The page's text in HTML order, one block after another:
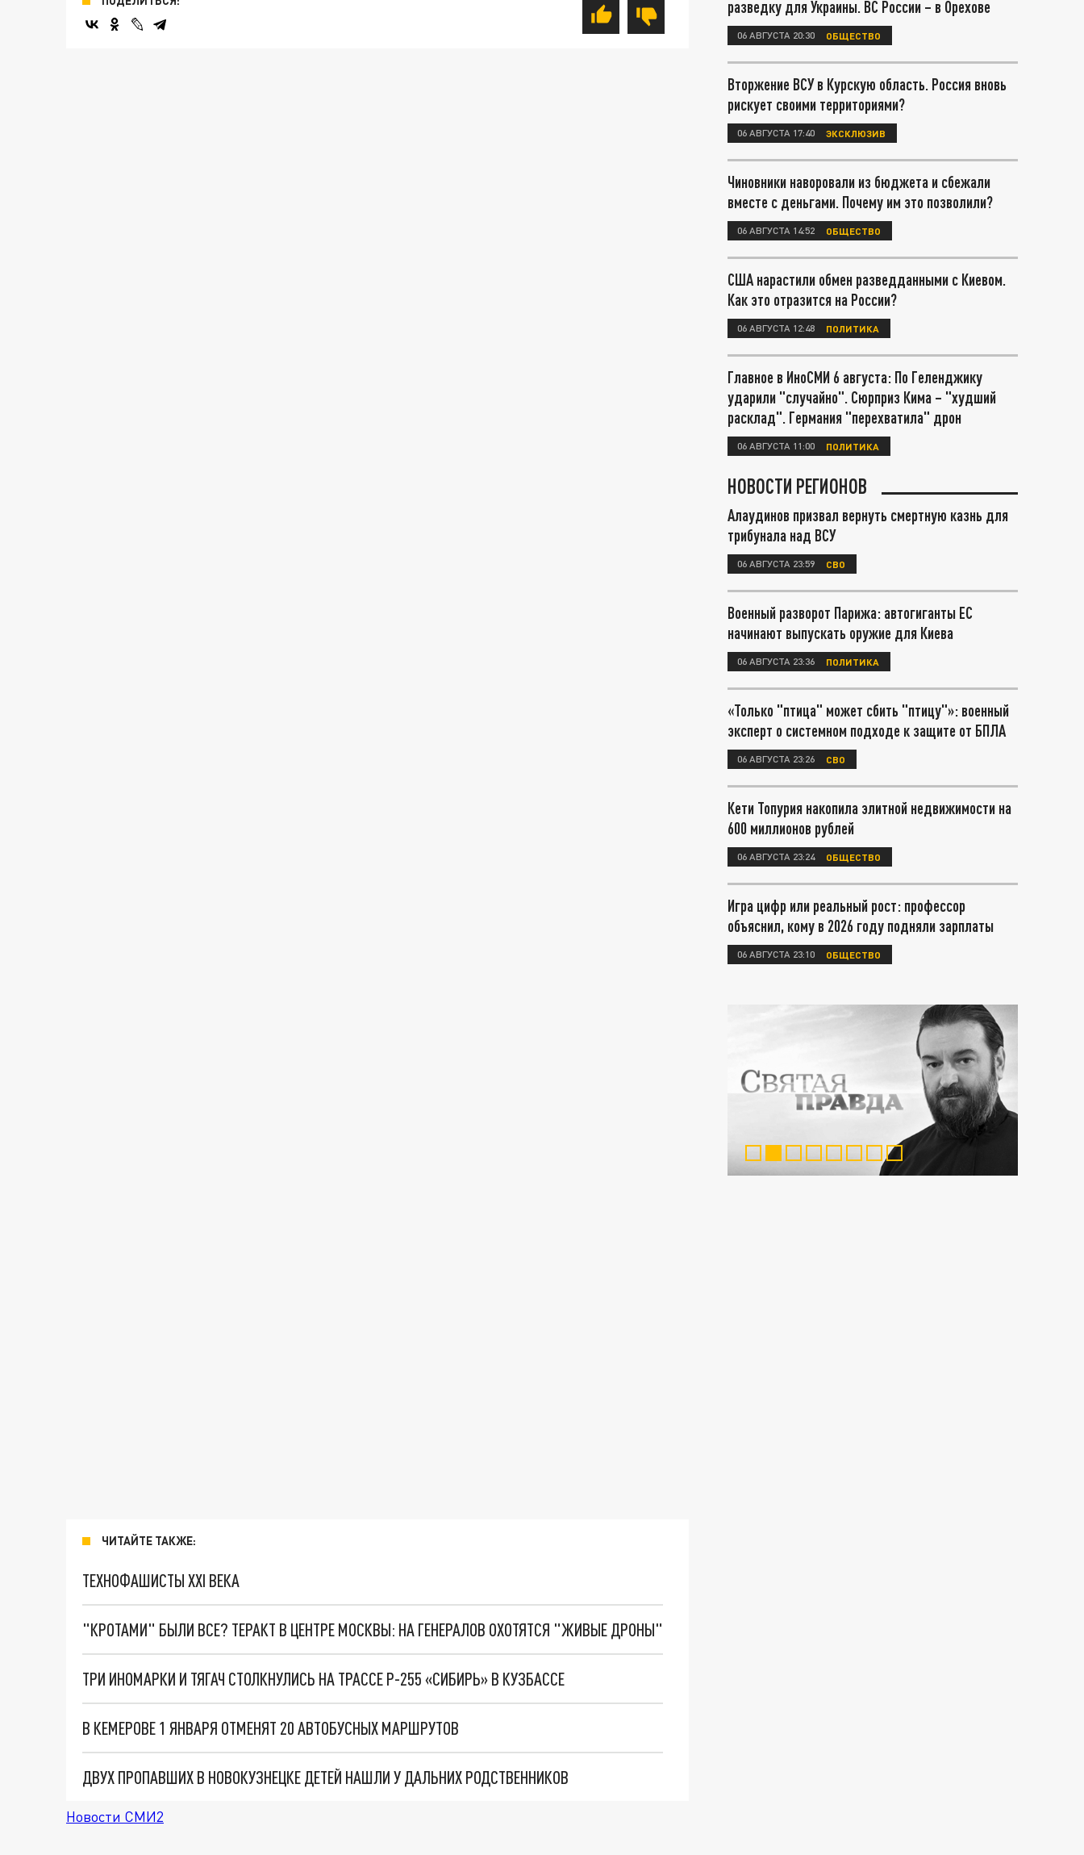
ЧИТАЙТЕ ТАКЖЕ:
ТЕХНОФАШИСТЫ XXI ВЕКА
"КРОТАМИ" БЫЛИ ВСЕ? ТЕРАКТ В ЦЕНТРЕ МОСКВЫ: НА ГЕНЕРАЛОВ ОХОТЯТСЯ "ЖИВЫЕ ДРОНЫ"
ТРИ ИНОМАРКИ И ТЯГАЧ СТОЛКНУЛИСЬ НА ТРАССЕ Р-255 «СИБИРЬ» В КУЗБАССЕ
В КЕМЕРОВЕ 1 ЯНВАРЯ ОТМЕНЯТ 20 АВТОБУСНЫХ МАРШРУТОВ
ДВУХ ПРОПАВШИХ В НОВОКУЗНЕЦКЕ ДЕТЕЙ НАШЛИ У ДАЛЬНИХ РОДСТВЕННИКОВ
Новости СМИ2
разведку для Украины. ВС России – в Орехове
06 АВГУСТА 20:30 ОБЩЕСТВО
Вторжение ВСУ в Курскую область. Россия вновь
рискует своими территориями?
06 АВГУСТА 17:40 ЭКСКЛЮЗИВ
Чиновники наворовали из бюджета и сбежали
вместе с деньгами. Почему им это позволили?
06 АВГУСТА 14:52 ОБЩЕСТВО
США нарастили обмен разведданными с Киевом.
Как это отразится на России?
06 АВГУСТА 12:48 ПОЛИТИКА
Главное в ИноСМИ 6 августа: По Геленджику
ударили "случайно". Сюрприз Кима – "худший
расклад". Германия "перехватила" дрон
06 АВГУСТА 11:00 ПОЛИТИКА
НОВОСТИ РЕГИОНОВ
Алаудинов призвал вернуть смертную казнь для
трибунала над ВСУ
06 АВГУСТА 23:59 СВО
Военный разворот Парижа: автогиганты ЕС
начинают выпускать оружие для Киева
06 АВГУСТА 23:36 ПОЛИТИКА
«Только "птица" может сбить "птицу"»: военный
эксперт о системном подходе к защите от БПЛА
06 АВГУСТА 23:26 СВО
Кети Топурия накопила элитной недвижимости на
600 миллионов рублей
06 АВГУСТА 23:24 ОБЩЕСТВО
Игра цифр или реальный рост: профессор
объяснил, кому в 2026 году подняли зарплаты
06 АВГУСТА 23:10 ОБЩЕСТВО